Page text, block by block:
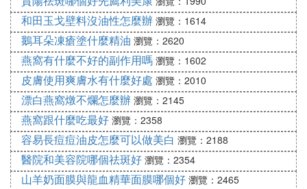
去痘印原理：珍珠粉有極好的吸附性，用它來外用祛
痘，最主要就是幫助清潔、去除角質死皮、控油，鎮
靜皮膚並保持皮膚乾爽，減緩了油脂分泌對去痘印更
有幫助。
4、維生素e去痘印方法之結合內服
每天晚上用祛痘洗面奶清潔臉部後,把維生素E膠囊的
液體擠出來,塗在痘印處,並輕輕按摩至吸收,再服用一
和田玉戈壁料沒油性怎麼辦 瀏覽：1614
鵝耳朵凍瘡塗什麼精油 瀏覽：2620
燕窩有什麼不好的副作用嗎 瀏覽：1602
皮膚使用爽膚水有什麼好處 瀏覽：2010
漂白燕窩燉不爛怎麼辦 瀏覽：2145
燕窩跟什麼吃最好 瀏覽：2358
容易長痘痘油皮怎麼可以做美白 瀏覽：2188
醫院和美容院哪個祛斑好 瀏覽：2354
山羊奶面膜與龍血精華面膜哪個好 瀏覽：2465